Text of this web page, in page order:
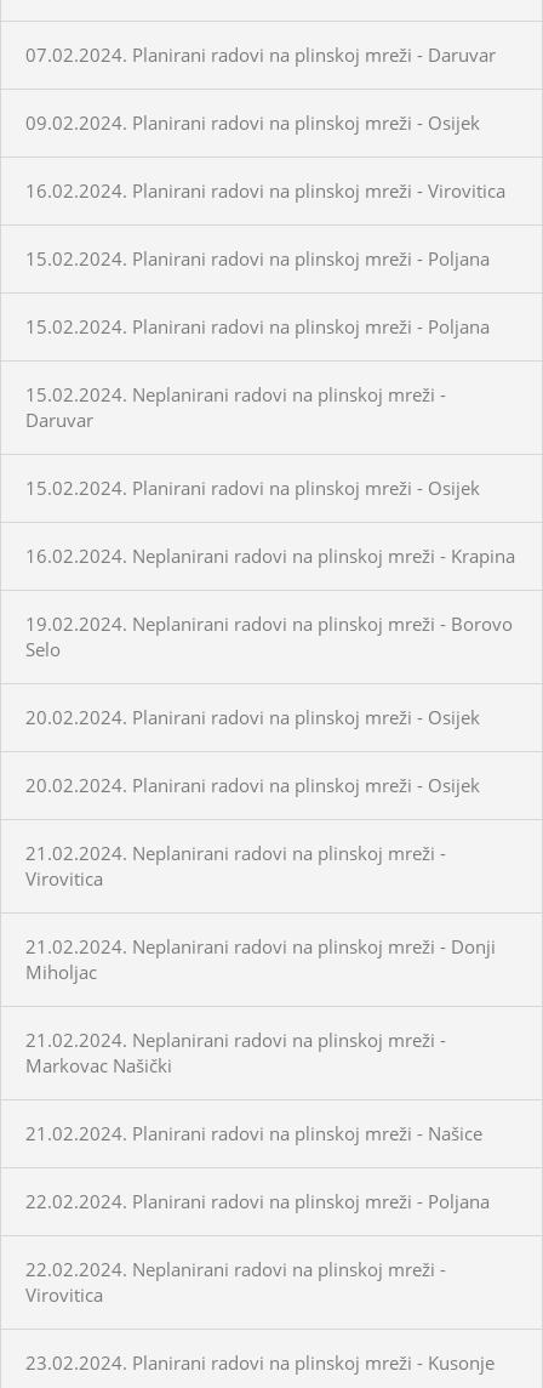
07.02.2024. Planirani radovi na plinskoj mreži - Daruvar
09.02.2024. Planirani radovi na plinskoj mreži - Osijek
16.02.2024. Planirani radovi na plinskoj mreži - Virovitica
15.02.2024. Planirani radovi na plinskoj mreži - Poljana
15.02.2024. Planirani radovi na plinskoj mreži - Poljana
15.02.2024. Neplanirani radovi na plinskoj mreži -
Daruvar
15.02.2024. Planirani radovi na plinskoj mreži - Osijek
16.02.2024. Neplanirani radovi na plinskoj mreži - Krapina
19.02.2024. Neplanirani radovi na plinskoj mreži - Borovo
Selo
20.02.2024. Planirani radovi na plinskoj mreži - Osijek
20.02.2024. Planirani radovi na plinskoj mreži - Osijek
21.02.2024. Neplanirani radovi na plinskoj mreži -
Virovitica
21.02.2024. Neplanirani radovi na plinskoj mreži - Donji
Miholjac
21.02.2024. Neplanirani radovi na plinskoj mreži -
Markovac Našički
21.02.2024. Planirani radovi na plinskoj mreži - Našice
22.02.2024. Planirani radovi na plinskoj mreži - Poljana
22.02.2024. Neplanirani radovi na plinskoj mreži -
Virovitica
23.02.2024. Planirani radovi na plinskoj mreži - Kusonje